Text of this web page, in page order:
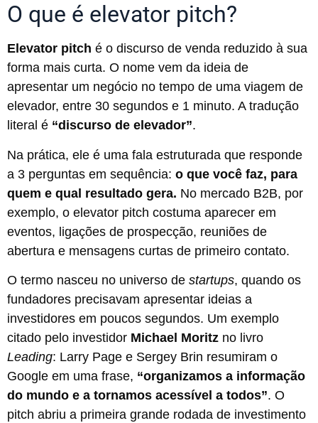
O que é elevator pitch?
Elevator pitch é o discurso de venda reduzido à sua
forma mais curta. O nome vem da ideia de
apresentar um negócio no tempo de uma viagem de
elevador, entre 30 segundos e 1 minuto. A tradução
literal é “discurso de elevador”.
Na prática, ele é uma fala estruturada que responde
a 3 perguntas em sequência: o que você faz, para
quem e qual resultado gera. No mercado B2B, por
exemplo, o elevator pitch costuma aparecer em
eventos, ligações de prospecção, reuniões de
abertura e mensagens curtas de primeiro contato.
O termo nasceu no universo de startups, quando os
fundadores precisavam apresentar ideias a
investidores em poucos segundos. Um exemplo
citado pelo investidor Michael Moritz no livro
Leading: Larry Page e Sergey Brin resumiram o
Google em uma frase, “organizamos a informação
do mundo e a tornamos acessível a todos”. O
pitch abriu a primeira grande rodada de investimento